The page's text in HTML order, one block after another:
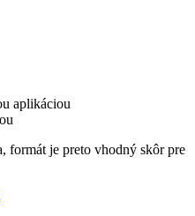
aplikáciou
je preto vhodný skôr pre